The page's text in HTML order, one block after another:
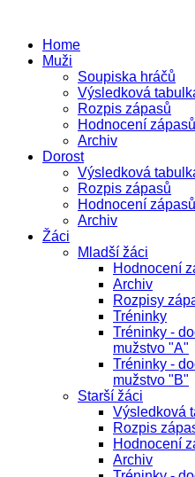
Home
Muži
Soupiska hráčů
Výsledková
Rozpis zápasů
Hodnocení zápasů
Archiv
Dorost
Výsledková
Rozpis zápasů
Hodnocení zápasů
Archiv
Žáci
Mladší žáci
Hodnocení
Archiv
Rozpisy
Tréninky
Tréninky -
mužstvo "A"
Tréninky -
mužstvo "B"
Starší žáci
Výsledková
Rozpis
Hodnocení
Archiv